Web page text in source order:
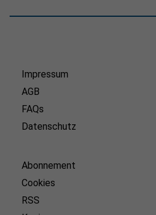
Impressum
AGB
FAQs
Datenschutz
Abonnement
Cookies
RSS